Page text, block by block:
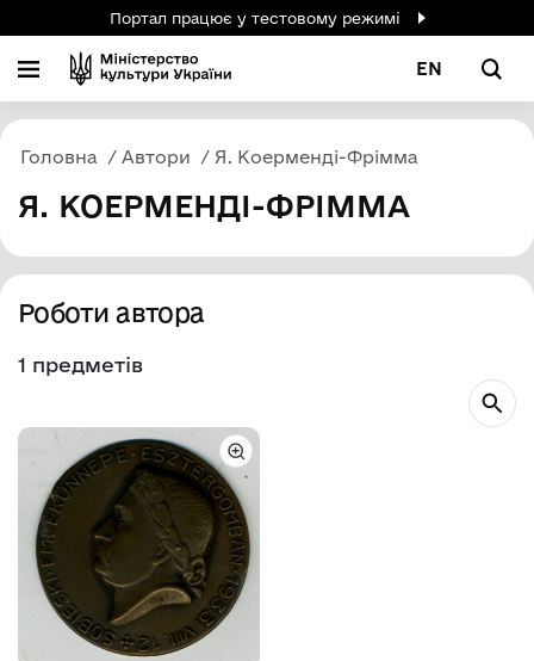
Портал працює у тестовому режимі
EN
Головна Автори Я. Коерменді-Фрімма
Я. КОЕРМЕНДІ-ФРІММА
Роботи автора
1 предметів